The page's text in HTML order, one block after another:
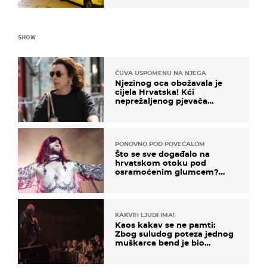
SHOW
ČUVA USPOMENU NA NJEGA
Njezinog oca obožavala je
cijela Hrvatska! Kći
neprežaljenog pjevača
PONOVNO POD POVEĆALOM
Što se sve događalo na
hrvatskom otoku pod
osramoćenim glumcem?
KAKVIH LJUDI IMA!
Kaos kakav se ne pamti:
Zbog suludog poteza jednog
muškarca bend je bio